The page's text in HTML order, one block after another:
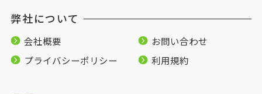
弊社について
会社概要
お問い合わせ
プライバシーポリシー
利用規約